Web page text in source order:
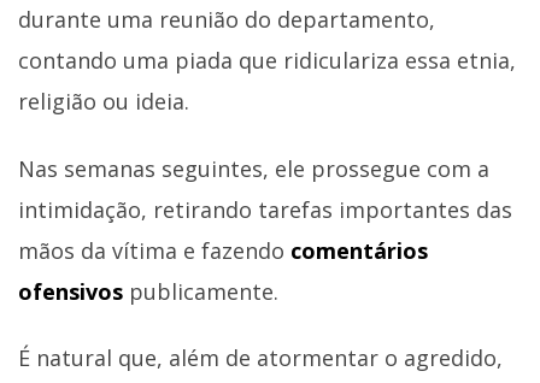
durante uma reunião do departamento,
contando uma piada que ridiculariza essa etnia,
religião ou ideia.
Nas semanas seguintes, ele prossegue com a
intimidação, retirando tarefas importantes das
mãos da vítima e fazendo comentários
ofensivos publicamente.
É natural que, além de atormentar o agredido,